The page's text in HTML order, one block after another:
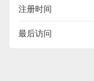
注册时间
最后访问